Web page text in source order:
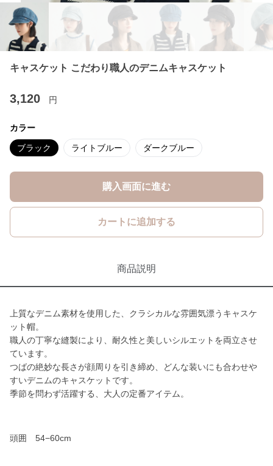
キャスケット こだわり職人のデニムキャスケット
3,120 円
カラー
ブラック ライトブルー ダークブルー
購入画面に進む
カートに追加する
商品説明
上質なデニム素材を使用した、クラシカルな雰囲気漂うキャスケ
ット帽。
職人の丁寧な縫製により、耐久性と美しいシルエットを両立させ
ています。
つばの絶妙な長さが顔周りを引き締め、どんな装いにも合わせや
すいデニムのキャスケットです。
季節を問わず活躍する、大人の定番アイテム。
頭囲 54−60cm